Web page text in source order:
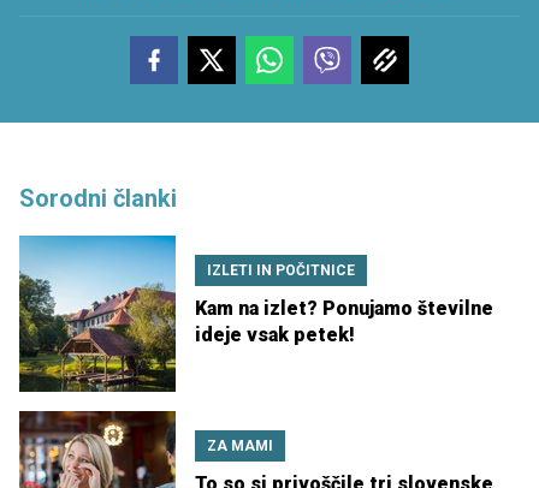
Sorodni članki
IZLETI IN POČITNICE
Kam na izlet? Ponujamo številne
ideje vsak petek!
ZA MAMI